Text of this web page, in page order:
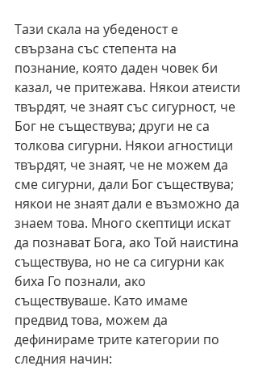
Тази скала на убеденост е
свързана със степента на
познание, която даден човек би
казал, че притежава. Някои атеисти
твърдят, че знаят със сигурност, че
Бог не съществува; други не са
толкова сигурни. Някои агностици
твърдят, че знаят, че не можем да
сме сигурни, дали Бог съществува;
някои не знаят дали е възможно да
знаем това. Много скептици искат
да познават Бога, ако Той наистина
съществува, но не са сигурни как
биха Го познали, ако
съществуваше. Като имаме
предвид това, можем да
дефинираме трите категории по
следния начин: